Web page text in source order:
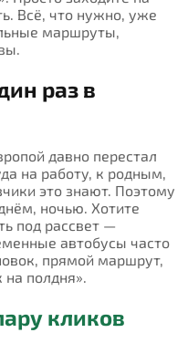
Всё, что нужно, уже
маршруты,
раз в
давно перестал
на работу, к родным,
это знают. Поэтому
ночью. Хотите
под рассвет —
автобусы часто
прямой маршрут,
на полдня».
кликов